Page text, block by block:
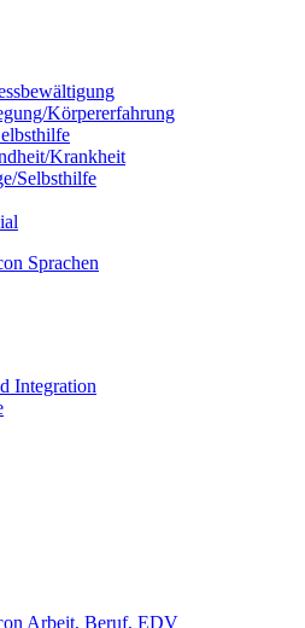
Körpererfahrung
Krankheit
Selbsthilfe
Integration